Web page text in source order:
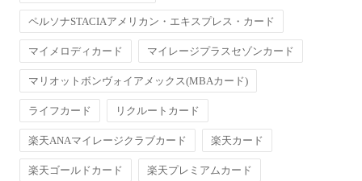
ペルソナSTACIAアメリカン・エキスプレス・カード
マイメロディカード マイレージプラスセゾンカード
マリオットボンヴォイアメックス(MBAカード)
ライフカード リクルートカード
楽天ANAマイレージクラブカード 楽天カード
楽天ゴールドカード 楽天プレミアムカード